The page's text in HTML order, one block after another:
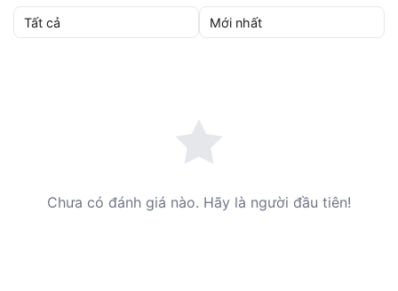
Chưa có đánh giá nào. Hãy là người đầu tiên!